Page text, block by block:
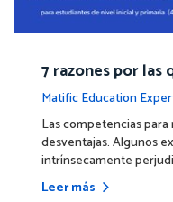
7 razones por las
par en las
atific 2023
Matific Education
eventos
Las competencias
desventajas. Algunos
intrínsecamente
Leer más